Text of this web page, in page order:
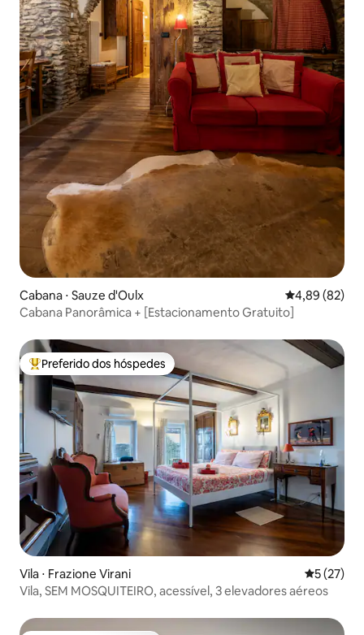
Cabana ⋅ Sauze d'Oulx 4,89 de uma
4,89 (82)
Cabana Panorâmica + [Estacionamento Gratuito]
Entre os melhores preferidos dos hóspedes
Preferido dos hóspedes
Vila ⋅ Frazione Virani 5 de uma
5 (27)
Vila, SEM MOSQUITEIRO, acessível, 3 elevadores aéreos